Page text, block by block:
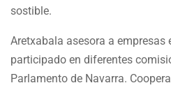
sostible.
Aretxabala asesora a empresas
participado en diferentes
Parlamento de Navarra.